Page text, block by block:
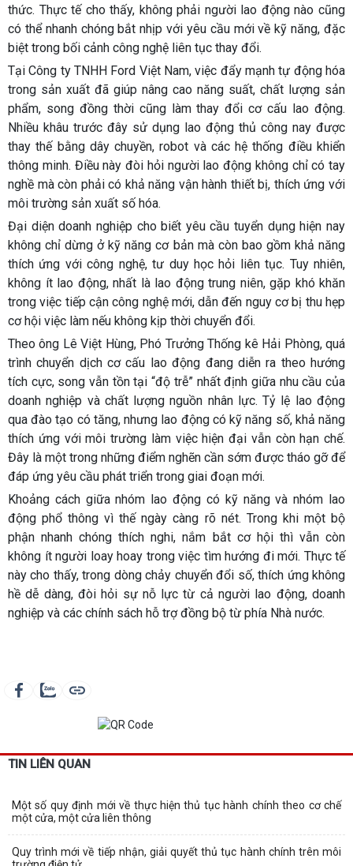
thức. Thực tế cho thấy, không phải người lao động nào cũng
có thể nhanh chóng bắt nhịp với yêu cầu mới về kỹ năng, đặc
biệt trong bối cảnh công nghệ liên tục thay đổi.
Tại Công ty TNHH Ford Việt Nam, việc đẩy mạnh tự động hóa
trong sản xuất đã giúp nâng cao năng suất, chất lượng sản
phẩm, song đồng thời cũng làm thay đổi cơ cấu lao động.
Nhiều khâu trước đây sử dụng lao động thủ công nay được
thay thế bằng dây chuyền, robot và các hệ thống điều khiển
thông minh. Điều này đòi hỏi người lao động không chỉ có tay
nghề mà còn phải có khả năng vận hành thiết bị, thích ứng với
môi trường sản xuất số hóa.
Đại diện doanh nghiệp cho biết yêu cầu tuyển dụng hiện nay
không chỉ dừng ở kỹ năng cơ bản mà còn bao gồm khả năng
thích ứng với công nghệ, tư duy học hỏi liên tục. Tuy nhiên,
không ít lao động, nhất là lao động trung niên, gặp khó khăn
trong việc tiếp cận công nghệ mới, dẫn đến nguy cơ bị thu hẹp
cơ hội việc làm nếu không kịp thời chuyển đổi.
Theo ông Lê Việt Hùng, Phó Trưởng Thống kê Hải Phòng, quá
trình chuyển dịch cơ cấu lao động đang diễn ra theo hướng
tích cực, song vẫn tồn tại “độ trễ” nhất định giữa nhu cầu của
doanh nghiệp và chất lượng nguồn nhân lực. Tỷ lệ lao động
qua đào tạo có tăng, nhưng lao động có kỹ năng số, khả năng
thích ứng với môi trường làm việc hiện đại vẫn còn hạn chế.
Đây là một trong những điểm nghẽn cần sớm được tháo gỡ để
đáp ứng yêu cầu phát triển trong giai đoạn mới.
Khoảng cách giữa nhóm lao động có kỹ năng và nhóm lao
động phổ thông vì thế ngày càng rõ nét. Trong khi một bộ
phận nhanh chóng thích nghi, nắm bắt cơ hội thì vẫn còn
không ít người loay hoay trong việc tìm hướng đi mới. Thực tế
này cho thấy, trong dòng chảy chuyển đổi số, thích ứng không
hề dễ dàng, đòi hỏi sự nỗ lực từ cả người lao động, doanh
nghiệp và các chính sách hỗ trợ đồng bộ từ phía Nhà nước.
TIN LIÊN QUAN
Một số quy định mới về thực hiện thủ tục hành chính theo cơ chế
một cửa, một cửa liên thông
Quy trình mới về tiếp nhận, giải quyết thủ tục hành chính trên môi